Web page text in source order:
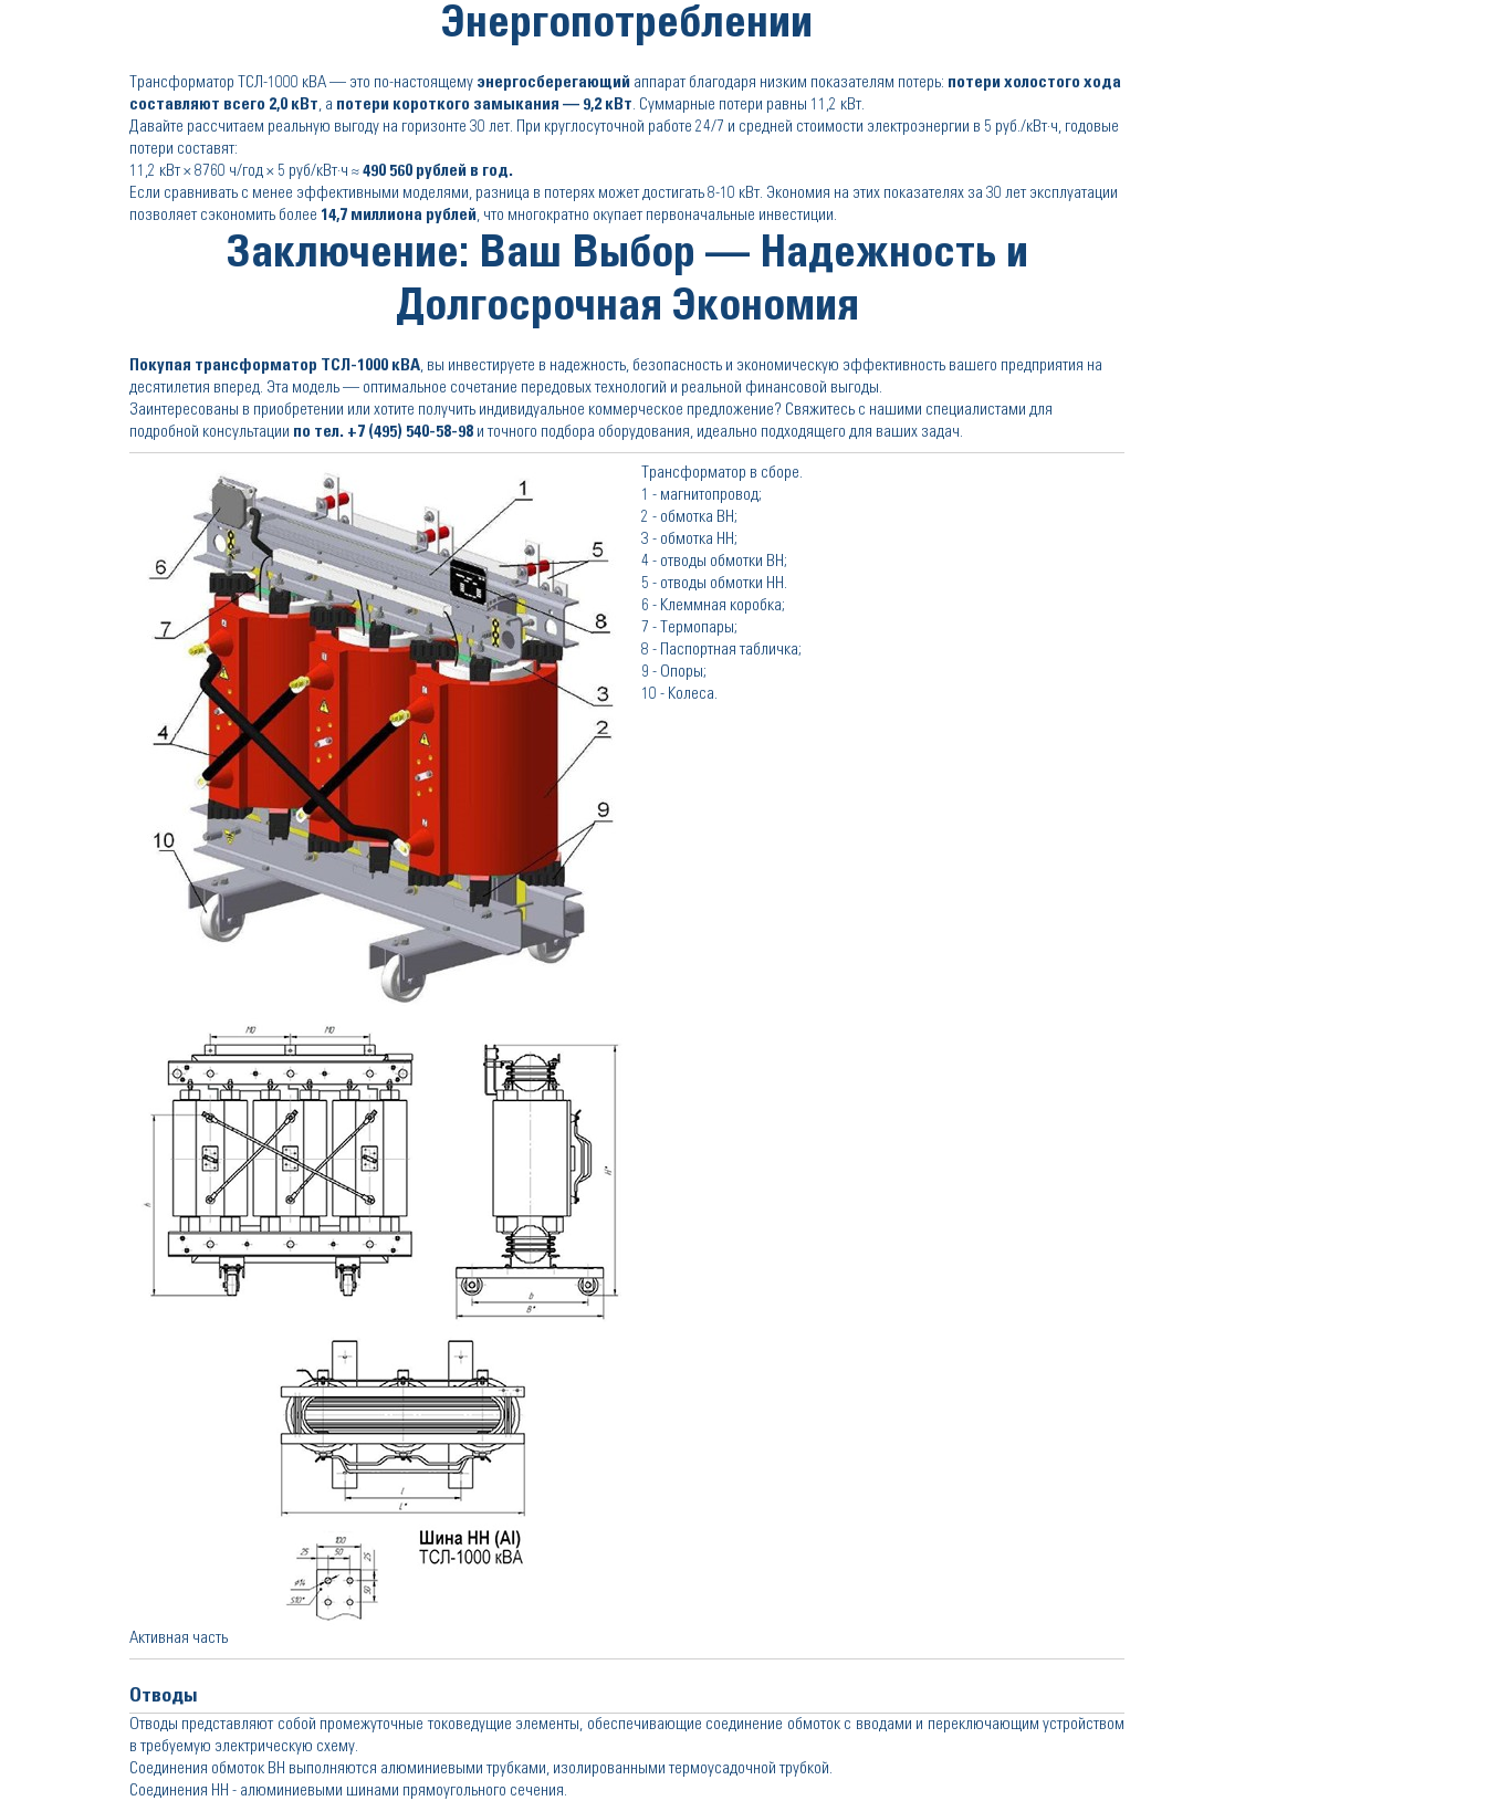
Энергопотреблении
Трансформатор ТСЛ-1000 кВА — это по-настоящему энергосберегающий аппарат благодаря низким показателям потерь: потери холостого хода
составляют всего 2,0 кВт, а потери короткого замыкания — 9,2 кВт. Суммарные потери равны 11,2 кВт.
Давайте рассчитаем реальную выгоду на горизонте 30 лет. При круглосуточной работе 24/7 и средней стоимости электроэнергии в 5 руб./кВт·ч, годовые
потери составят:
11,2 кВт × 8760 ч/год × 5 руб/кВт·ч ≈ 490 560 рублей в год.
Если сравнивать с менее эффективными моделями, разница в потерях может достигать 8-10 кВт. Экономия на этих показателях за 30 лет эксплуатации
позволяет сэкономить более 14,7 миллиона рублей, что многократно окупает первоначальные инвестиции.
Заключение: Ваш Выбор — Надежность и
Долгосрочная Экономия
Покупая трансформатор ТСЛ-1000 кВА, вы инвестируете в надежность, безопасность и экономическую эффективность вашего предприятия на
десятилетия вперед. Эта модель — оптимальное сочетание передовых технологий и реальной финансовой выгоды.
Заинтересованы в приобретении или хотите получить индивидуальное коммерческое предложение? Свяжитесь с нашими специалистами для
подробной консультации по тел. +7 (495) 540-58-98 и точного подбора оборудования, идеально подходящего для ваших задач.
Трансформатор в сборе.
1 - магнитопровод;
2 - обмотка ВН;
3 - обмотка НН;
4 - отводы обмотки ВН;
5 - отводы обмотки НН.
6 - Клеммная коробка;
7 - Термопары;
8 - Паспортная табличка;
9 - Опоры;
10 - Колеса.
Активная часть
Отводы
Отводы представляют собой промежуточные токоведущие элементы, обеспечивающие соединение обмоток с вводами и переключающим устройством
в требуемую электрическую схему.
Соединения обмоток ВН выполняются алюминиевыми трубками, изолированными термоусадочной трубкой.
Соединения НН - алюминиевыми шинами прямоугольного сечения.